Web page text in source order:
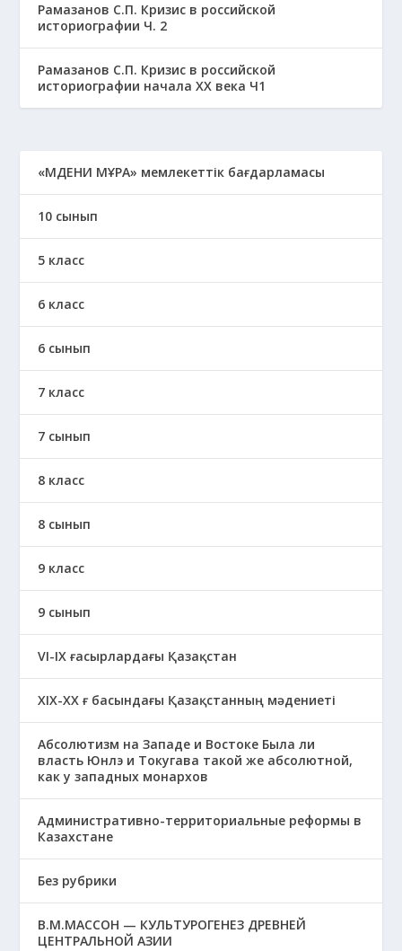
Рамазанов С.П. Кризис в российской
историографии Ч. 2
Рамазанов С.П. Кризис в российской
историографии начала ХХ века Ч1
«МӘДЕНИ МҰРА» мемлекеттік бағдарламасы
10 сынып
5 класс
6 класс
6 сынып
7 класс
7 сынып
8 класс
8 сынып
9 класс
9 сынып
VI-IX ғасырлардағы Қазақстан
XIХ-XX ғ басындағы Қазақстанның мәдениеті
Абсолютизм на Западе и Востоке Была ли
власть Юнлэ и Токугава такой же абсолютной,
как у западных монархов
Административно-территориальные реформы в
Казахстане
Без рубрики
В.М.МАССОН — КУЛЬТУРОГЕНЕЗ ДРЕВНЕЙ
ЦЕНТРАЛЬНОЙ АЗИИ